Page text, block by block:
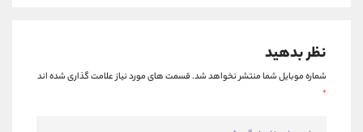
نظر بدهید
شماره موبایل شما منتشر نخواهد شد.قسمت های مورد نیاز علامت گذاری شده اند
*